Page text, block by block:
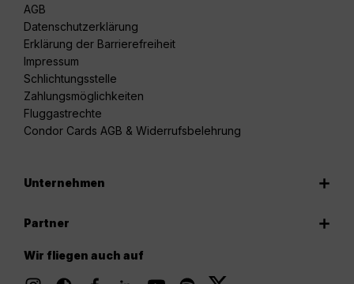
AGB
Datenschutzerklärung
Erklärung der Barrierefreiheit
Impressum
Schlichtungsstelle
Zahlungsmöglichkeiten
Fluggastrechte
Condor Cards AGB & Widerrufsbelehrung
Unternehmen
Partner
Wir fliegen auch auf